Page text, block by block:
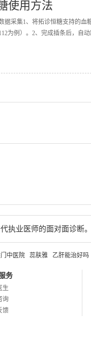
使用方法
据采集1、将拓诊恒糖支持的血
为例）。2、完成插条后，自
执业医师的面对面诊断
中医院 蕊肤雅 乙肝能治好吗
务
生
询
馈